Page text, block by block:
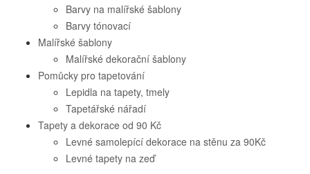
Barvy na malířské šablony
Barvy tónovací
Malířské šablony
Malířské dekorační šablony
Pomůcky pro tapetování
Lepidla na tapety, tmely
Tapetářské nářadí
Tapety a dekorace od 90 Kč
Levné samolepící dekorace na stěnu za 90Kč
Levné tapety na zeď